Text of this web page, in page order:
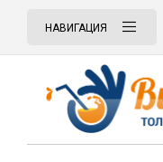
НАВИГАЦИЯ